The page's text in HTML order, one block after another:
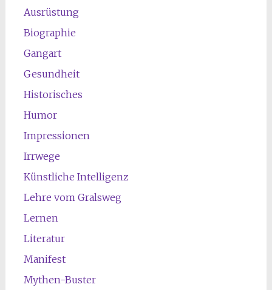
Ausrüstung
Biographie
Gangart
Gesundheit
Historisches
Humor
Impressionen
Irrwege
Künstliche Intelligenz
Lehre vom Gralsweg
Lernen
Literatur
Manifest
Mythen-Buster